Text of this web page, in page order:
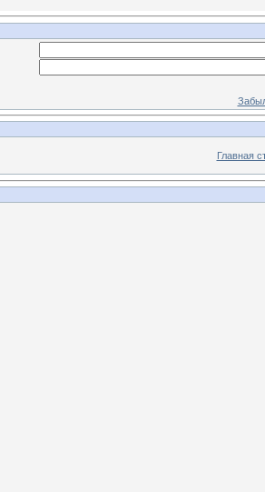
Главная